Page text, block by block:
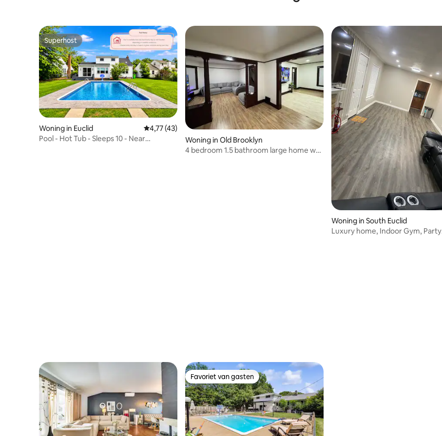
Superhost
Superhost
Woning in Euclid Gemiddelde beoordeling van 4,77 op 5, 43 recensies
4,77 (43)
Pool - Hot Tub - Sleeps 10 - Near
Woning in Old Brooklyn
4 bedroom 1.5 bathroom large home w/
Woning in South Euclid
Luxury home, Indoor Gym, Party
Favoriet van gasten
Favoriet van gasten